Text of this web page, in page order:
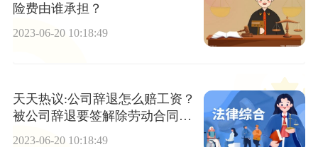
险费由谁承担？
2023-06-20 10:18:49
天天热议:公司辞退怎么赔工资？
被公司辞退要签解除劳动合同的
2023-06-20 10:18:49